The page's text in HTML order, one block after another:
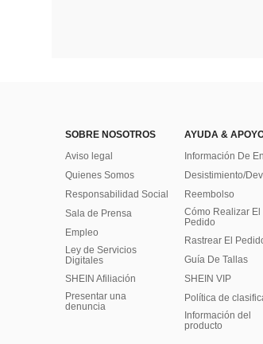
SOBRE NOSOTROS
Aviso legal
Quienes Somos
Responsabilidad Social
Sala de Prensa
Empleo
Ley de Servicios
Digitales
SHEIN Afiliación
Presentar una
denuncia
AYUDA &
Información De
Desistimiento/
Reembolso
Cómo Realizar El
Pedido
Rastrear El
Guía De Tallas
SHEIN VIP
Política de
​Información del
producto